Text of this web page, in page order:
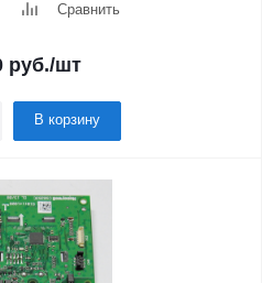
Сравнить
руб./шт
В корзину